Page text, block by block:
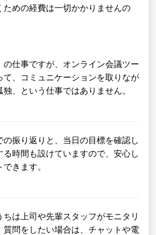
めの経費は一切かかりませんの
仕事ですが、オンライン会議ツー
て、コミュニケーションを取りなが
、という仕事ではありません。
振り返りと、当日の目標を確認し
る時間も設けていますので、安心し
きます。
は上司や先輩スタッフがモニタリ
質問をしたい場合は、チャットや電